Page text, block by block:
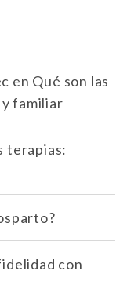
en Qué son las
familiar
terapias:
con